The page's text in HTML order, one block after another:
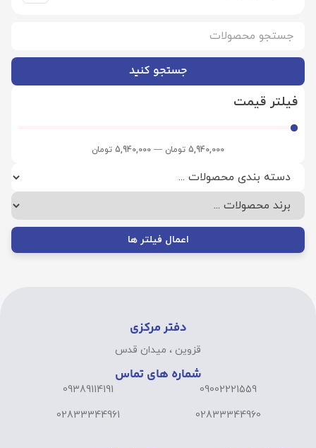
جستجو کنید
فیلتر قیمت
5,940,000 تومان —
5,940,000 تومان
اعمال فیلتر ها
دفتر مرکزی
قزوین ، میدان قدس
شماره های تماس
09002221559
02833344960
09389114191
02833344961